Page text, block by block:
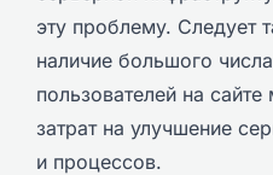
эту проблему. Следует
наличие большого
пользователей на
затрат на улучшение
и процессов.